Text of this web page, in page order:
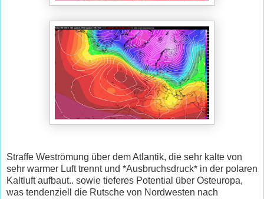
Straffe Weströmung über dem Atlantik, die sehr kalte von
sehr warmer Luft trennt und *Ausbruchsdruck* in der polaren
Kaltluft aufbaut.. sowie tieferes Potential über Osteuropa,
was tendenziell die Rutsche von Nordwesten nach